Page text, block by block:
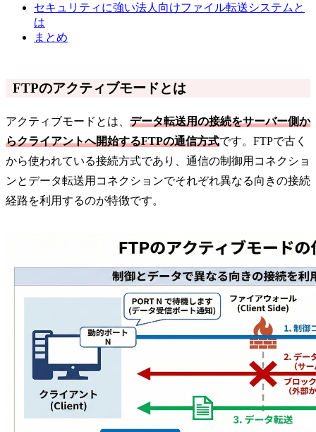
セキュリティに強い法人向けファイル転送システムと
は
まとめ
FTPのアクティブモードとは
アクティブモードとは、 データ転送用の接続をサーバー側か
らクライアントへ開始するFTPの通信方式です。FTPで古く
から使われている接続方式であり、通信の制御用コネクショ
ンとデータ転送用コネクションでそれぞれ異なる向きの接続
経路を利用するのが特徴です。